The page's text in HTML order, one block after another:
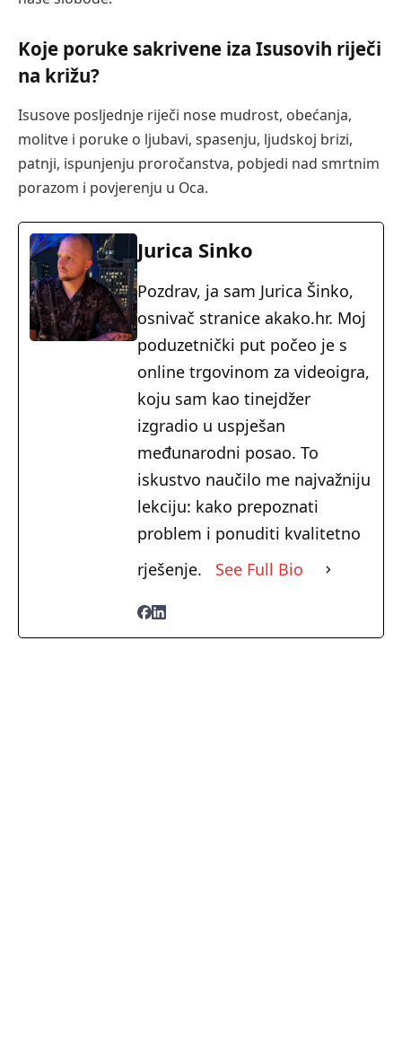
Koje poruke sakrivene iza Isusovih riječi
na križu?
Isusove posljednje riječi nose mudrost, obećanja,
molitve i poruke o ljubavi, spasenju, ljudskoj brizi,
patnji, ispunjenju proročanstva, pobjedi nad smrtnim
porazom i povjerenju u Oca.
Jurica Sinko
Pozdrav, ja sam Jurica Šinko,
osnivač stranice akako.hr. Moj
poduzetnički put počeo je s
online trgovinom za videoigra,
koju sam kao tinejdžer
izgradio u uspješan
međunarodni posao. To
iskustvo naučilo me najvažniju
lekciju: kako prepoznati
problem i ponuditi kvalitetno
rješenje.
See Full Bio